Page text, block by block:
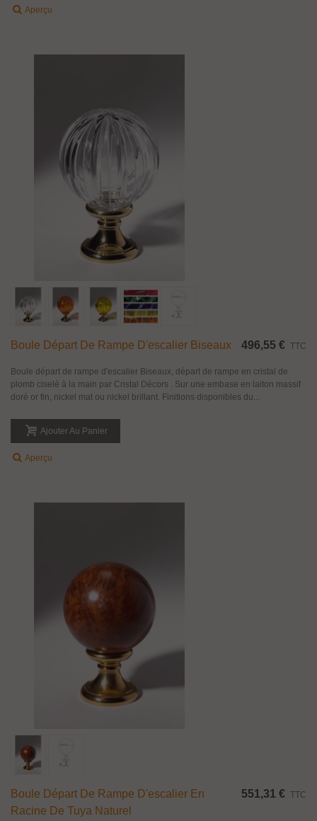
Aperçu
Boule Départ De Rampe D'escalier Biseaux 496,55 € TTC
Boule départ de rampe d'escalier Biseaux, départ de rampe en cristal de
plomb ciselé à la main par Cristal Décors . Sur une embase en laiton massif
doré or fin, nickel mat ou nickel brillant. Finitions disponibles du...
Ajouter Au Panier
Aperçu
Boule Départ De Rampe D'escalier En
Racine De Tuya Naturel
551,31 € TTC